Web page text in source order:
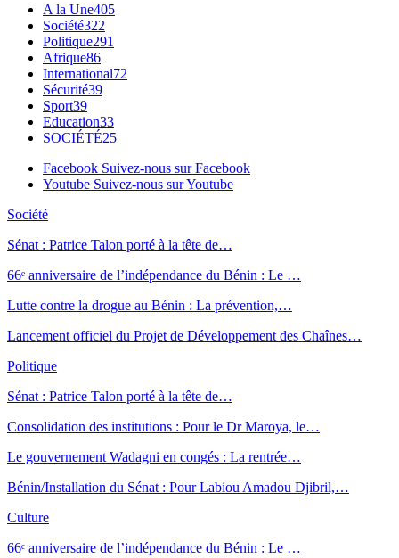
A la Une405
Société322
Politique291
Afrique86
International72
Sécurité39
Sport39
Education33
SOCIÉTÉ25
Facebook Suivez-nous sur Facebook
Youtube Suivez-nous sur Youtube
Société
Sénat : Patrice Talon porté à la tête de…
66ᵉ anniversaire de l’indépendance du Bénin : Le …
Lutte contre la drogue au Bénin : La prévention,…
Lancement officiel du Projet de Développement des Chaînes…
Politique
Sénat : Patrice Talon porté à la tête de…
Consolidation des institutions : Pour le Dr Maroya, le…
Le gouvernement Wadagni en congés : La rentrée…
Bénin/Installation du Sénat : Pour Labiou Amadou Djibril,…
Culture
66ᵉ anniversaire de l’indépendance du Bénin : Le …